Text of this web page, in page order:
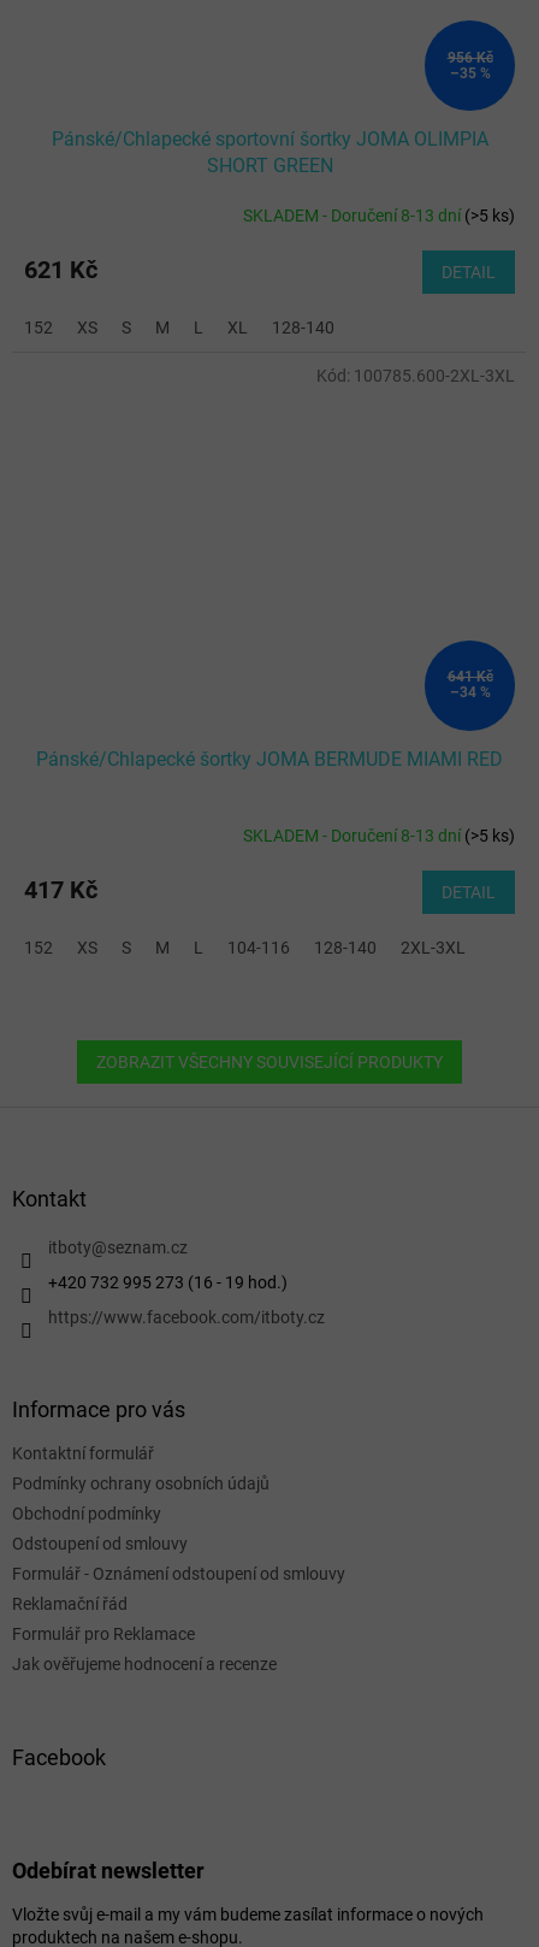
956 Kč
–35 %
Pánské/Chlapecké sportovní šortky JOMA OLIMPIA
SHORT GREEN
SKLADEM - Doručení 8-13 dní(>5 ks)
621 Kč DETAIL
152 XS S M L XL 128-140
641 Kč
–34 %
Pánské/Chlapecké šortky JOMA BERMUDE MIAMI RED
SKLADEM - Doručení 8-13 dní(>5 ks)
417 Kč DETAIL
152 XS S M L 104-116 128-140 2XL-3XL
Kód: 100785.600-2XL-3XL
ZOBRAZIT VŠECHNY SOUVISEJÍCÍ PRODUKTY
Kontakt
itboty@seznam.cz
+420 732 995 273 (16 - 19 hod.)
https://www.facebook.com/itboty.cz
Informace pro vás
Kontaktní formulář
Podmínky ochrany osobních údajů
Obchodní podmínky
Odstoupení od smlouvy
Formulář - Oznámení odstoupení od smlouvy
Reklamační řád
Formulář pro Reklamace
Jak ověřujeme hodnocení a recenze
Facebook
Odebírat newsletter
Vložte svůj e-mail a my vám budeme zasílat informace o nových
produktech na našem e-shopu.